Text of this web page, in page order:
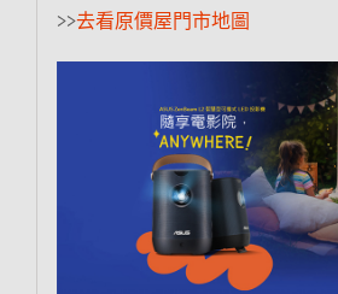
>>去看原價屋門市地圖